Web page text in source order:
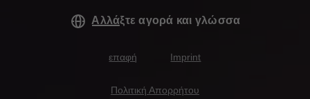
Αλλάξτε αγορά και γλώσσα
επαφή Imprint
Πολιτική Απορρήτου